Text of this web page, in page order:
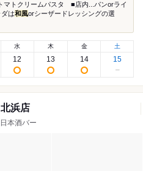
トクリームパスタ ■店内...パンorライ
は和風orシーザードレッシングの選
水
12
木
13
金
14
土
15
浜店
本酒バー